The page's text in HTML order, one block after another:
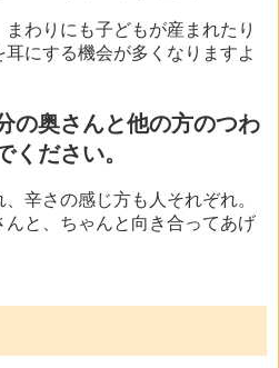
わりにも子どもが産まれたり
にする機会が多くなりますよ
の奥さんと他の方のつわ
ください。
辛さの感じ方も人それぞれ。
んと、ちゃんと向き合ってあげ